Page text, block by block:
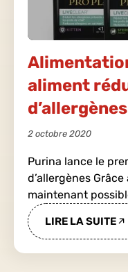
aliment
2 octobre 2020
Purina lance le
d’allergènes
maintenant
LIRE LA SUITE